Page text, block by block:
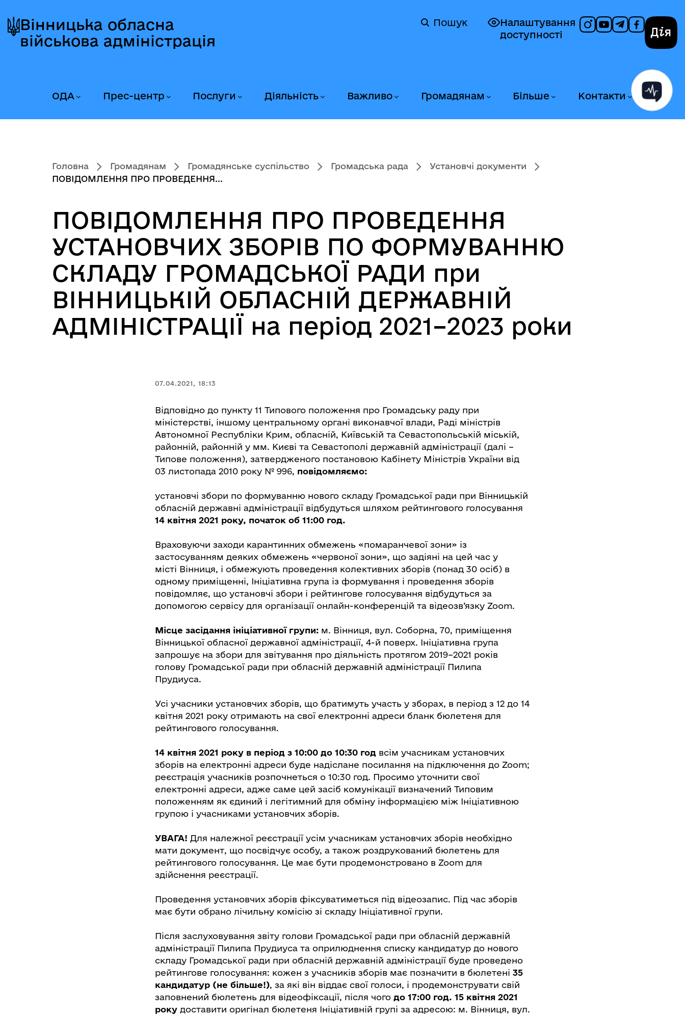
до
головного
до
головного
вмісту
до
головного
колонтитула
Вінницька обласна
військова адміністрація
Налаштування
доступності
Пошук
ОДА Прес-центр Послуги Діяльність Важливо Громадянам Більше Контакти
Головна Громадянам Громадянське суспільство Громадська рада
Установчі документи
ПОВІДОМЛЕННЯ ПРО ПРОВЕДЕННЯ...
ПОВІДОМЛЕННЯ ПРО ПРОВЕДЕННЯ
УСТАНОВЧИХ ЗБОРІВ ПО ФОРМУВАННЮ
СКЛАДУ ГРОМАДСЬКОЇ РАДИ при
ВІННИЦЬКІЙ ОБЛАСНІЙ ДЕРЖАВНІЙ
АДМІНІСТРАЦІЇ на період 2021–2023 роки
07.04.2021, 18:13
Відповідно до пункту 11 Типового положення про Громадську раду при
міністерстві, іншому центральному органі виконавчої влади, Раді міністрів
Автономної Республіки Крим, обласній, Київській та Севастопольській міській,
районній, районній у мм. Києві та Севастополі державній адміністрації (далі –
Типове положення), затвердженого постановою Кабінету Міністрів України від
03 листопада 2010 року № 996, повідомляємо:
установчі збори по формуванню нового складу Громадської ради при Вінницькій
обласній державні адміністрації відбудуться шляхом рейтингового голосування
14 квітня 2021 року, початок об 11:00 год.
Враховуючи заходи карантинних обмежень «помаранчевої зони» із
застосуванням деяких обмежень «червоної зони», що задіяні на цей час у
місті Вінниця, і обмежують проведення колективних зборів (понад 30 осіб) в
одному приміщенні, Ініціативна група із формування і проведення зборів
повідомляє, що установчі збори і рейтингове голосування відбудуться за
допомогою сервісу для організації онлайн-конференцій та відеозв’язку Zoom.
Місце засідання ініціативної групи: м. Вінниця, вул. Соборна, 70, приміщення
Вінницької обласної державної адміністрації, 4-й поверх. Ініціативна група
запрошує на збори для звітування про діяльність протягом 2019–2021 років
голову Громадської ради при обласній державній адміністрації Пилипа
Прудиуса.
Усі учасники установчих зборів, що братимуть участь у зборах, в період з 12 до 14
квітня 2021 року отримають на свої електронні адреси бланк бюлетеня для
рейтингового голосування.
14 квітня 2021 року в період з 10:00 до 10:30 год всім учасникам установчих
зборів на електронні адреси буде надіслане посилання на підключення до Zoom;
реєстрація учасників розпочнеться о 10:30 год. Просимо уточнити свої
електронні адреси, адже саме цей засіб комунікації визначений Типовим
положенням як єдиний і легітимний для обміну інформацією між Ініціативною
групою і учасниками установчих зборів.
УВАГА! Для належної реєстрації усім учасникам установчих зборів необхідно
мати документ, що посвідчує особу, а також роздрукований бюлетень для
рейтингового голосування. Це має бути продемонстровано в Zoom для
здійснення реєстрації.
Проведення установчих зборів фіксуватиметься під відеозапис. Під час зборів
має бути обрано лічильну комісію зі складу Ініціативної групи.
Після заслуховування звіту голови Громадської ради при обласній державній
адміністрації Пилипа Прудиуса та оприлюднення списку кандидатур до нового
складу Громадської ради при обласній державній адміністрації буде проведено
рейтингове голосування: кожен з учасників зборів має позначити в бюлетені 35
кандидатур (не більше!), за які він віддає свої голоси, і продемонструвати свій
заповнений бюлетень для відеофіксації, після чого до 17:00 год. 15 квітня 2021
року доставити оригінал бюлетеня Ініціативній групі за адресою: м. Вінниця, вул.